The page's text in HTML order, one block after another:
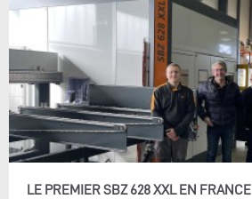
LE PREMIER SBZ 628 XXL EN FRANCE